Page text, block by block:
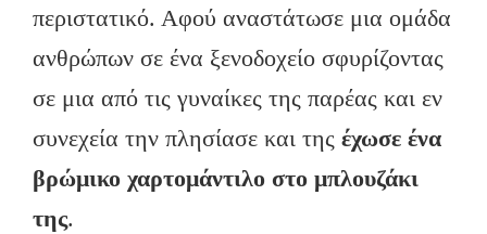
περιστατικό. Αφού αναστάτωσε μια ομάδα
ανθρώπων σε ένα ξενοδοχείο σφυρίζοντας
σε μια από τις γυναίκες της παρέας και εν
συνεχεία την πλησίασε και της έχωσε ένα
βρώμικο χαρτομάντιλο στο μπλουζάκι
της.